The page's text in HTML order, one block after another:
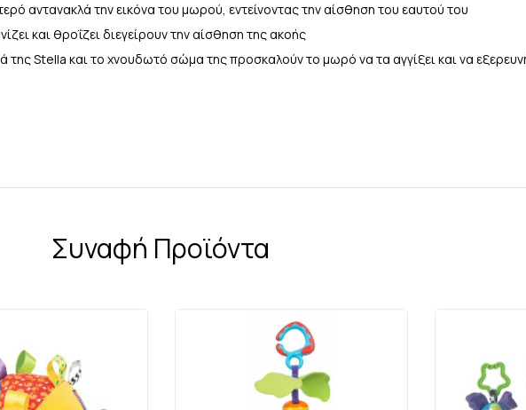
αντανακλά την εικόνα του μωρού, εντείνοντας την αίσθηση του εαυτού του
και θροΐζει διεγείρουν την αίσθηση της ακοής
της Stella και το χνουδωτό σώμα της προσκαλούν το μωρό να τα αγγίξει και να
Συναφή Προϊόντα